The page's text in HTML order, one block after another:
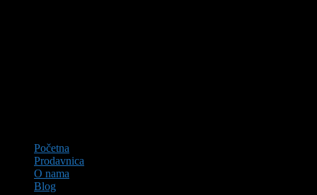
Početna
Prodavnica
O nama
Blog